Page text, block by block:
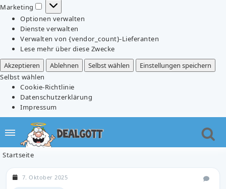
Marketing
Marketing
Optionen verwalten
Dienste verwalten
Verwalten von {vendor_count}-Lieferanten
Lese mehr über diese Zwecke
Akzeptieren
Ablehnen Selbst wählen
Einstellungen speichern
Selbst wählen
Cookie-Richtlinie
Datenschutzerklärung
Impressum
Startseite
7. Oktober 2025